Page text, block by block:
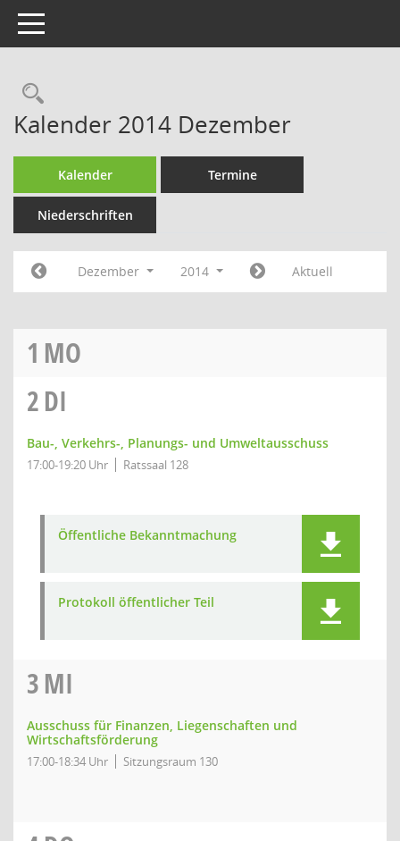
Toggle navigation
Rechercheauswahl
Kalender 2014 Dezember
Kalender Termine
Niederschriften
Dezember 2014 Aktuell
1 MO
2DI
Bau-, Verkehrs-, Planungs- und Umweltausschuss
17:00-19:20 Uhr Ratssaal 128
Öffentliche Bekanntmachung
Protokoll öffentlicher Teil
3MI
Ausschuss für Finanzen, Liegenschaften und
Wirtschaftsförderung
17:00-18:34 Uhr Sitzungsraum 130